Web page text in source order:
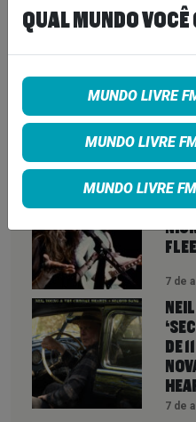
Share on Google+
VEJA TAMBÉM
7 de
DE
7 de
QUAL MUNDO
MUNDO LIVRE
MUNDO LIVRE
MUNDO LIVRE